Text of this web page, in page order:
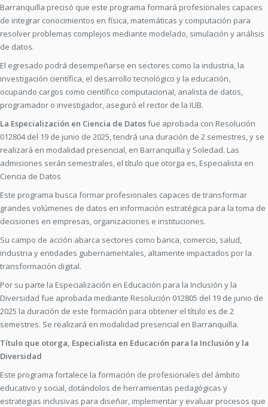
Barranquilla precisó que este programa formará profesionales capaces
de integrar conocimientos en física, matemáticas y computación para
resolver problemas complejos mediante modelado, simulación y análisis
de datos.
El egresado podrá desempeñarse en sectores como la industria, la
investigación científica, el desarrollo tecnológico y la educación,
ocupando cargos como científico computacional, analista de datos,
programador o investigador, aseguró el rector de la IUB.
La Especialización en Ciencia de Datosfue aprobada con Resolución
012804 del 19 de junio de 2025, tendrá una duración de 2 semestres, y se
realizará en modalidad presencial, en Barranquilla y Soledad. Las
admisiones serán semestrales, el título que otorga es, Especialista en
Ciencia de Datos
Este programa busca formar profesionales capaces de transformar
grandes volúmenes de datos en información estratégica para la toma de
decisiones en empresas, organizaciones e instituciones.
Su campo de acción abarca sectores como banca, comercio, salud,
industria y entidades gubernamentales, altamente impactados por la
transformación digital.
Por su parte la Especialización en Educación para la Inclusión y la
Diversidad fue aprobada mediante Resolución 012805 del 19 de junio de
2025 la duración de este formación para obtener el título es de 2
semestres. Se realizará en modalidad presencial en Barranquilla.
Título que otorga, Especialista en Educación para la Inclusión y la
Diversidad
Este programa fortalece la formación de profesionales del ámbito
educativo y social, dotándolos de herramientas pedagógicas y
estrategias inclusivas para diseñar, implementar y evaluar procesos que